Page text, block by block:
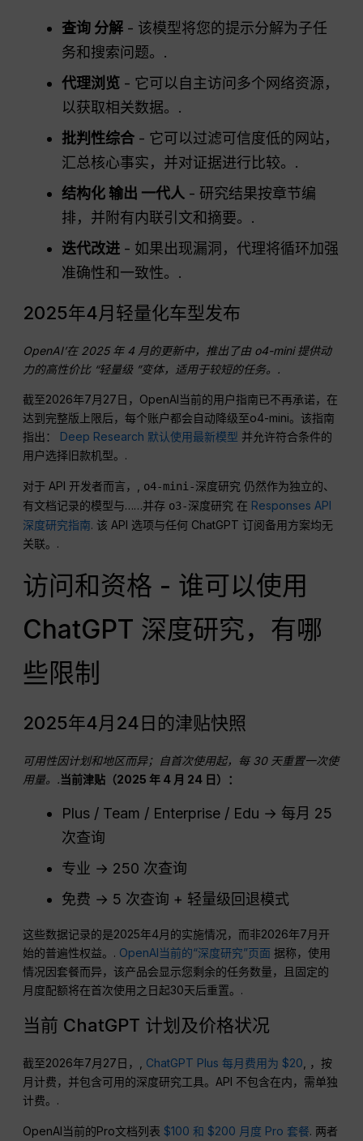
查询 分解 - 该模型将您的提示分解为子任
务和搜索问题。.
代理浏览 - 它可以自主访问多个网络资源，
以获取相关数据。.
批判性综合 - 它可以过滤可信度低的网站，
汇总核心事实，并对证据进行比较。.
结构化 输出 一代人 - 研究结果按章节编
排，并附有内联引文和摘要。.
迭代改进 - 如果出现漏洞，代理将循环加强
准确性和一致性。.
2025年4月轻量化车型发布
OpenAI’在 2025 年 4 月的更新中，推出了由 o4-mini 提供动
力的高性价比 “轻量级 ”变体，适用于较短的任务。.
截至2026年7月27日，OpenAI当前的用户指南已不再承诺，在
达到完整版上限后，每个账户都会自动降级至o4-mini。该指南
指出： Deep Research 默认使用最新模型 并允许符合条件的
用户选择旧款机型。.
对于 API 开发者而言，, o4-mini-深度研究 仍然作为独立的、
有文档记录的模型与……并存 o3-深度研究 在 Responses API
深度研究指南. 该 API 选项与任何 ChatGPT 订阅备用方案均无
关联。.
访问和资格 - 谁可以使用
ChatGPT 深度研究，有哪
些限制
2025年4月24日的津贴快照
可用性因计划和地区而异；自首次使用起，每 30 天重置一次使
用量。.当前津贴（2025 年 4 月 24 日）：
Plus / Team / Enterprise / Edu → 每月 25
次查询
专业 → 250 次查询
免费 → 5 次查询 + 轻量级回退模式
这些数据记录的是2025年4月的实施情况，而非2026年7月开
始的普遍性权益。. OpenAI当前的“深度研究”页面 据称，使用
情况因套餐而异，该产品会显示您剩余的任务数量，且固定的
月度配额将在首次使用之日起30天后重置。.
当前 ChatGPT 计划及价格状况
截至2026年7月27日，, ChatGPT Plus 每月费用为 $20, ，按
月计费，并包含可用的深度研究工具。API 不包含在内，需单独
计费。.
OpenAI当前的Pro文档列表$100 和 $200 月度 Pro 套餐. 两者